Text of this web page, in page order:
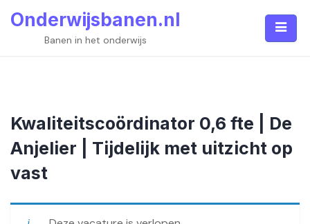
Onderwijsbanen.nl
Banen in het onderwijs
Kwaliteitscoördinator 0,6 fte | De
Anjelier | Tijdelijk met uitzicht op
vast